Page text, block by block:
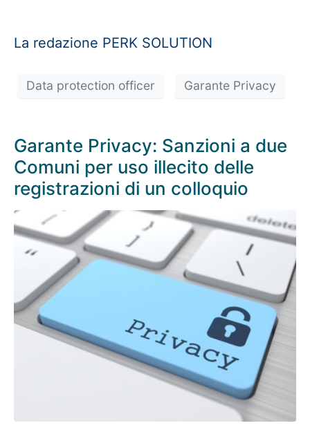
La redazione PERK SOLUTION
Data protection officer Garante Privacy
Garante Privacy: Sanzioni a due
Comuni per uso illecito delle
registrazioni di un colloquio